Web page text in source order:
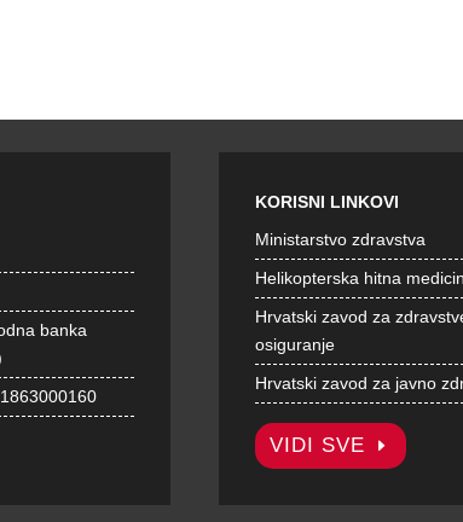
banka
KORISNI LINKOVI
Ministarstvo zdravstva
Helikopterska hitna
Hrvatski zavod za
osiguranje
Hrvatski zavod za javno
VIDI SVE